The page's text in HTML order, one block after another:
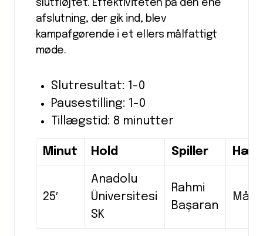
slutfløjtet. Effektiviteten på den ene
afslutning, der gik ind, blev
kampafgørende i et ellers målfattigt
møde.
Slutresultat: 1-0
Pausestilling: 1-0
Tillægstid: 8 minutter
Minut Hold Spiller
25′
Anadolu
Üniversitesi
SK
Rahmi
Başaran
Mål